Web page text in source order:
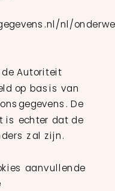
nl/
Autoriteit
op basis van
De
is echter dat de
zal zijn.
aanvullende